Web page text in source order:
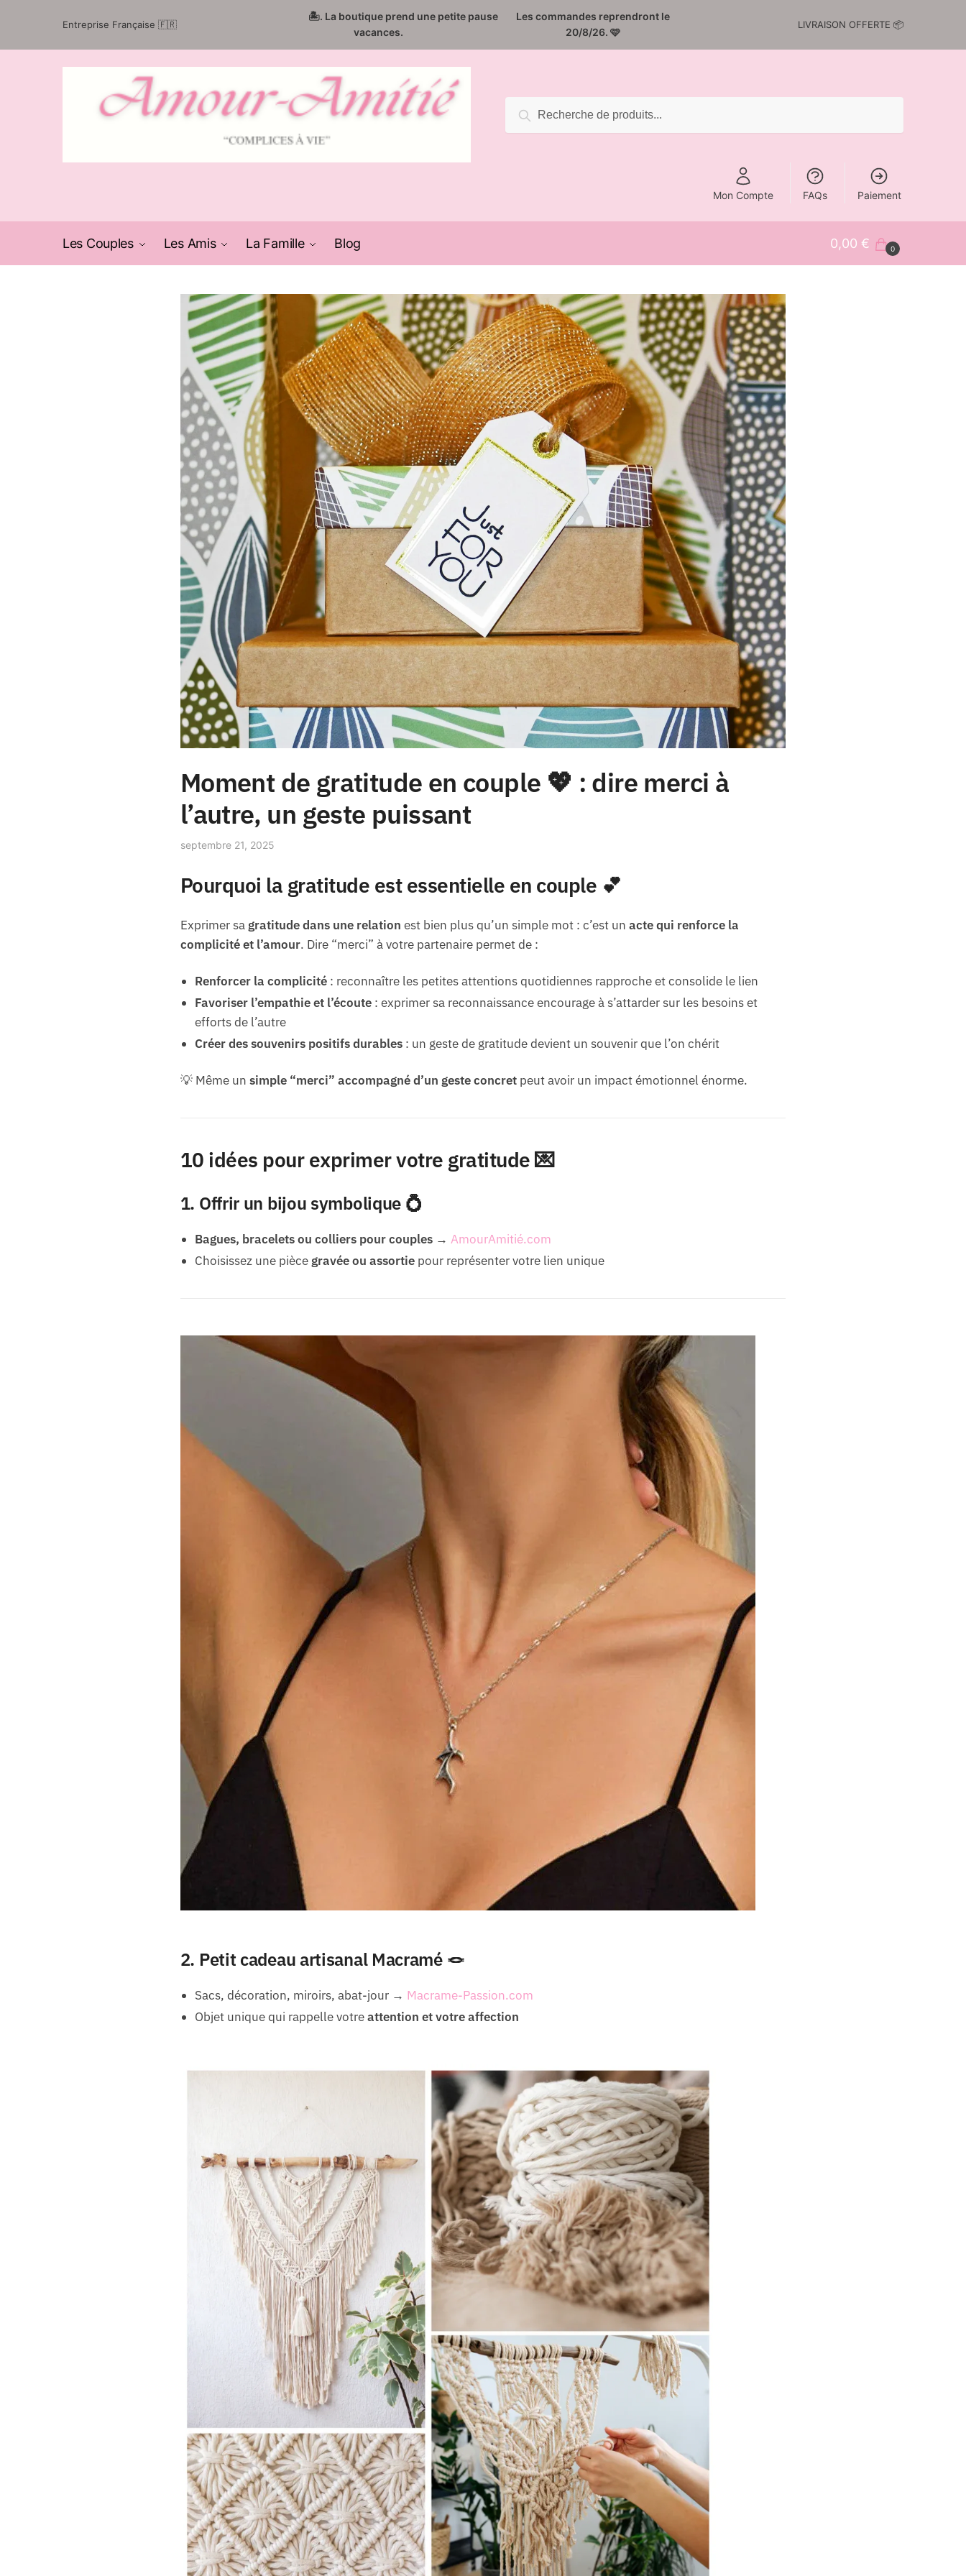
Entreprise Française 🇫🇷
🏝️. La boutique prend une petite pause
vacances.
Les commandes reprendront le
20/8/26. 🩷
LIVRAISON OFFERTE 📦
pour :
Recherche
Mon Compte FAQs Paiement
Les Couples Les Amis La Famille Blog 0,00 € 0
Moment de gratitude en couple 💖 : dire merci à
l’autre, un geste puissant
septembre 21, 2025
Pourquoi la gratitude est essentielle en couple 💕
Exprimer sa gratitude dans une relation est bien plus qu’un simple mot : c’est un acte qui renforce la
complicité et l’amour. Dire “merci” à votre partenaire permet de :
Renforcer la complicité: reconnaître les petites attentions quotidiennes rapproche et consolide le lien
Favoriser l’empathie et l’écoute: exprimer sa reconnaissance encourage à s’attarder sur les besoins et
efforts de l’autre
Créer des souvenirs positifs durables: un geste de gratitude devient un souvenir que l’on chérit
💡 Même un simple “merci” accompagné d’un geste concretpeut avoir un impact émotionnel énorme.
10 idées pour exprimer votre gratitude 💌
1. Offrir un bijou symbolique 💍
Bagues, bracelets ou colliers pour couples→ AmourAmitié.com
Choisissez une pièce gravée ou assortiepour représenter votre lien unique
2. Petit cadeau artisanal Macramé 🪢
Sacs, décoration, miroirs, abat-jour → Macrame-Passion.com
Objet unique qui rappelle votreattention et votre affection